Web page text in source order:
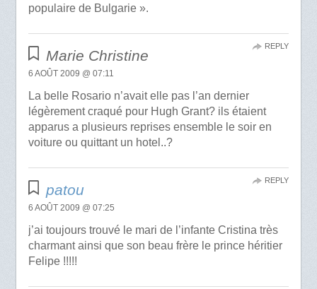
populaire de Bulgarie ».
Marie Christine
6 AOÛT 2009 @ 07:11
La belle Rosario n’avait elle pas l’an dernier
légèrement craqué pour Hugh Grant? ils étaient
apparus a plusieurs reprises ensemble le soir en
voiture ou quittant un hotel..?
REPLY
patou
6 AOÛT 2009 @ 07:25
j’ai toujours trouvé le mari de l’infante Cristina très
charmant ainsi que son beau frère le prince héritier
Felipe !!!!!
REPLY